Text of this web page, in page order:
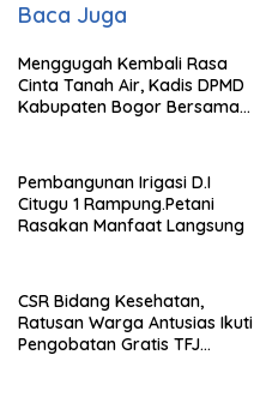
Baca Juga
Menggugah Kembali Rasa
Cinta Tanah Air, Kadis DPMD
Kabupaten Bogor Bersama
Masyarakat Dan Pengguna
Jalan.
Pembangunan Irigasi D.I
Citugu 1 Rampung.Petani
Rasakan Manfaat Langsung
CSR Bidang Kesehatan,
Ratusan Warga Antusias Ikuti
Pengobatan Gratis TFJ